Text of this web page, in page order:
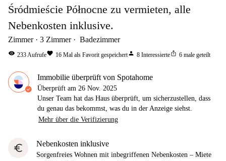
Śródmieście Północne zu vermieten, alle
Nebenkosten inklusive.
Zimmer 3 Zimmer Badezimmer
visibility 233Aufrufefavorite 16 Mal als Favorit gespeichertperson 8 Interessierteios_share 6 male geteilt
Immobilie überprüft von Spotahome
Überprüft am 26 Nov. 2025
Unser Team hat das Haus überprüft, um sicherzustellen, dass
du genau das bekommst, was du in der Anzeige siehst.
Mehr über die Verifizierung
euro Nebenkosten inklusive
Sorgenfreies Wohnen mit inbegriffenen Nebenkosten – Miete